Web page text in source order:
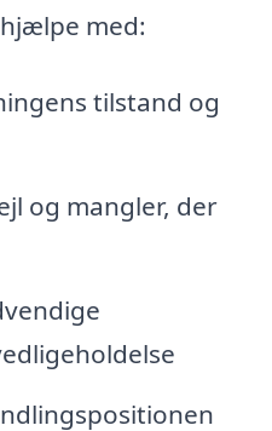
med:
tilstand og
og mangler, der